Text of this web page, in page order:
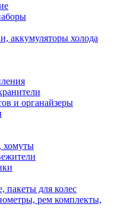
аккумуляторы холода
и органайзеры
хомуты
пакеты для колес
рем комплекты,